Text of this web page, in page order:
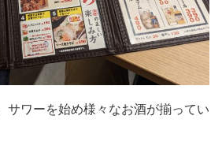
サワーを始め様々なお酒が揃ってい